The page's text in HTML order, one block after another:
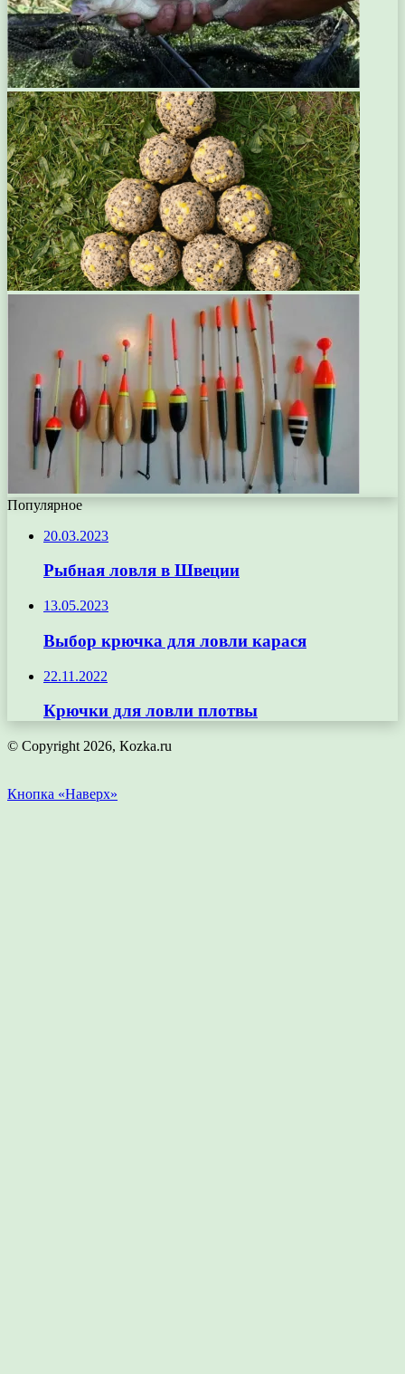
Популярное
20.03.2023
Рыбная ловля в Швеции
13.05.2023
Выбор крючка для ловли карася
22.11.2022
Крючки для ловли плотвы
© Copyright 2026, Кozka.ru
Кнопка «Наверх»